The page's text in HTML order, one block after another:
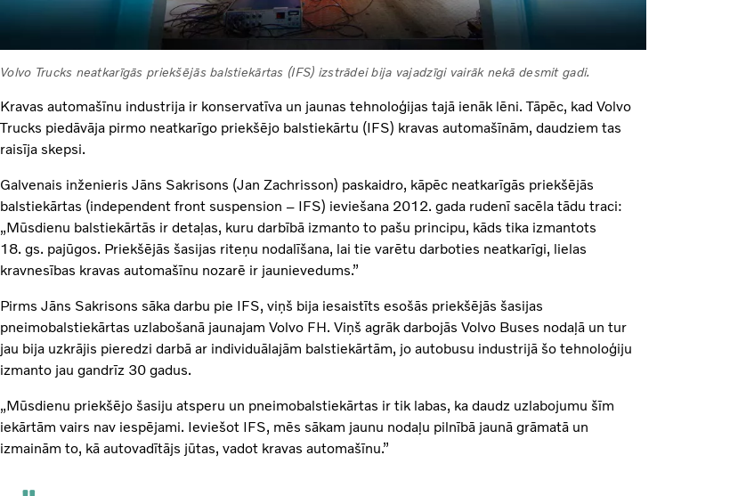
Volvo Trucks neatkarīgās priekšējās balstiekārtas (IFS) izstrādei bija vajadzīgi vairāk nekā desmit gadi.
Kravas automašīnu industrija ir konservatīva un jaunas tehnoloģijas tajā ienāk lēni. Tāpēc, kad Volvo
Trucks piedāvāja pirmo neatkarīgo priekšējo balstiekārtu (IFS) kravas automašīnām, daudziem tas
raisīja skepsi.
Galvenais inženieris Jāns Sakrisons (Jan Zachrisson) paskaidro, kāpēc neatkarīgās priekšējās
balstiekārtas (independent front suspension – IFS) ieviešana 2012. gada rudenī sacēla tādu traci:
„Mūsdienu balstiekārtās ir detaļas, kuru darbībā izmanto to pašu principu, kāds tika izmantots
18. gs. pajūgos. Priekšējās šasijas riteņu nodalīšana, lai tie varētu darboties neatkarīgi, lielas
kravnesības kravas automašīnu nozarē ir jaunievedums.”
Pirms Jāns Sakrisons sāka darbu pie IFS, viņš bija iesaistīts esošās priekšējās šasijas
pneimobalstiekārtas uzlabošanā jaunajam Volvo FH. Viņš agrāk darbojās Volvo Buses nodaļā un tur
jau bija uzkrājis pieredzi darbā ar individuālajām balstiekārtām, jo autobusu industrijā šo tehnoloģiju
izmanto jau gandrīz 30 gadus.
„Mūsdienu priekšējo šasiju atsperu un pneimobalstiekārtas ir tik labas, ka daudz uzlabojumu šīm
iekārtām vairs nav iespējami. Ieviešot IFS, mēs sākam jaunu nodaļu pilnībā jaunā grāmatā un
izmainām to, kā autovadītājs jūtas, vadot kravas automašīnu.”